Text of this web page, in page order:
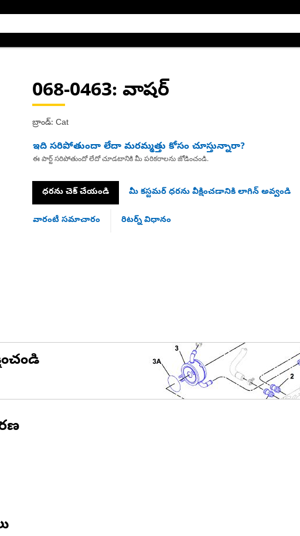
068-0463: వాషర్
బ్రాండ్: Cat
ఇది సరిపోతుందా లేదా మరమ్మత్తు కోసం చూస్తున్నారా?
ఈ పార్ట్ సరిపోతుందో లేదో చూడటానికి మీ పరికరాలను జోడించండి.
ధరను చెక్ చేయండి మీ కస్టమర్ ధరను వీక్షించడానికి లాగిన్ అవ్వండి
వారంటీ సమాచారం రిటర్న్ విధానం